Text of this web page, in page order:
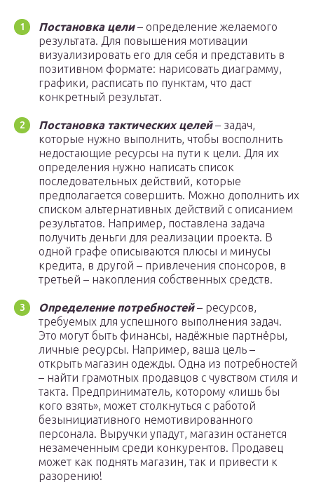
Постановка цели– определение желаемого
результата. Для повышения мотивации
визуализировать его для себя и представить в
позитивном формате: нарисовать диаграмму,
графики, расписать по пунктам, что даст
конкретный результат.
Постановка тактических целей– задач,
которые нужно выполнить, чтобы восполнить
недостающие ресурсы на пути к цели. Для их
определения нужно написать список
последовательных действий, которые
предполагается совершить. Можно дополнить их
списком альтернативных действий с описанием
результатов. Например, поставлена задача
получить деньги для реализации проекта. В
одной графе описываются плюсы и минусы
кредита, в другой – привлечения спонсоров, в
третьей – накопления собственных средств.
Определение потребностей– ресурсов,
требуемых для успешного выполнения задач.
Это могут быть финансы, надёжные партнёры,
личные ресурсы. Например, ваша цель –
открыть магазин одежды. Одна из потребностей
– найти грамотных продавцов с чувством стиля и
такта. Предприниматель, которому «лишь бы
кого взять», может столкнуться с работой
безынициативного немотивированного
персонала. Выручки упадут, магазин останется
незамеченным среди конкурентов. Продавец
может как поднять магазин, так и привести к
разорению!